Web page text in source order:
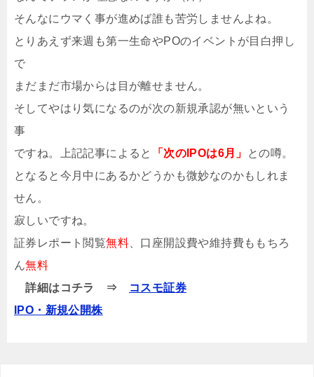
そんなにウマく事が進めば誰も苦労しませんよね。
とりあえず来週も第一生命やPOのイベントが目白押し
で
まだまだ市場からは目が離せません。
そしてやはり気になるのが次の新規承認が無いという
事
ですね。上記記事によると
「次のIPOは6月」
との噂。
となると今月中にあるかどうかも微妙なのかもしれま
せん。
寂しいですね。
証券レポート閲覧無料 、口座開設費や維持費ももちろ
ん無料
詳細はコチラ ⇒
コスモ証券
IPO・新規公開株